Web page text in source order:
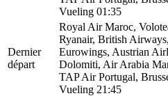
Vueling 01:35
Dernier
départ
Royal Air Maroc,
Ryanair, British
Eurowings, Austrian
Dolomiti, Air Arabia
TAP Air Portugal,
Vueling 21:45